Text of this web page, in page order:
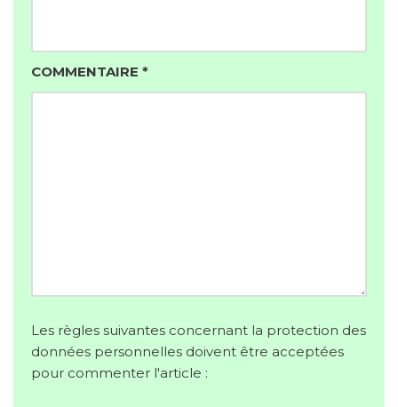
COMMENTAIRE *
Les règles suivantes concernant la protection des
données personnelles doivent être acceptées
pour commenter l'article :